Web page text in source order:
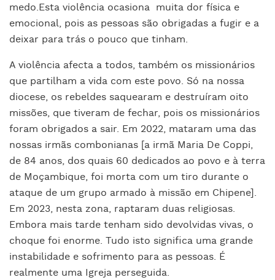
medo.Esta violência ocasiona muita dor física e
emocional, pois as pessoas são obrigadas a fugir e a
deixar para trás o pouco que tinham.
A violência afecta a todos, também os missionários
que partilham a vida com este povo. Só na nossa
diocese, os rebeldes saquearam e destruíram oito
missões, que tiveram de fechar, pois os missionários
foram obrigados a sair. Em 2022, mataram uma das
nossas irmãs combonianas [a irmã Maria De Coppi,
de 84 anos, dos quais 60 dedicados ao povo e à terra
de Moçambique, foi morta com um tiro durante o
ataque de um grupo armado à missão em Chipene].
Em 2023, nesta zona, raptaram duas religiosas.
Embora mais tarde tenham sido devolvidas vivas, o
choque foi enorme. Tudo isto significa uma grande
instabilidade e sofrimento para as pessoas. É
realmente uma Igreja perseguida.